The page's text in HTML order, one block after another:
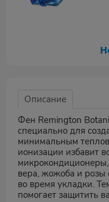
Описание
Фен Remington
специально для
минимальным
ионизации избавит
вера, жожоба и розы
во время укладки.
помогает защитить